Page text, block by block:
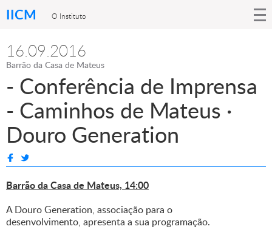
IICM O Instituto
16.09.2016
Barrão da Casa de Mateus
- Conferência de Imprensa
- Caminhos de Mateus ·
Douro Generation
Barrão da Casa de Mateus, 14:00
A Douro Generation, associação para o
desenvolvimento, apresenta a sua programação.